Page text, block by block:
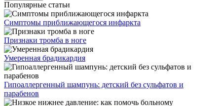
Популярные статьи
Симптомы приближающегося инфаркта
Признаки тромба в ноге
Умеренная брадикардия
Гипоаллергенный шампунь: детский без сульфатов и
парабенов